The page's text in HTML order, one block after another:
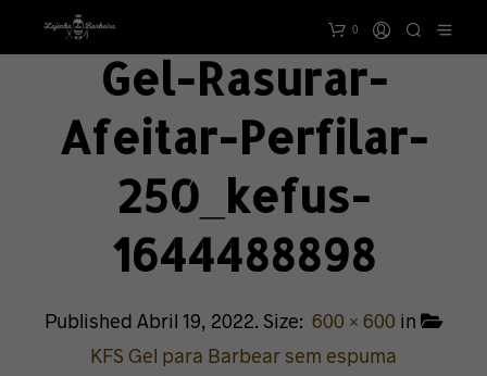
0
Gel-Rasurar-
Afeitar-Perfilar-
250_kefus-
1644488898
Published Abril 19, 2022. Size: 600 × 600 in
KFS Gel para Barbear sem espuma